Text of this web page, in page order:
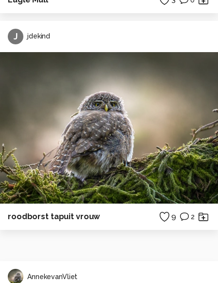
J jdekind
roodborst tapuit vrouw 9 2
AnnekevanVliet